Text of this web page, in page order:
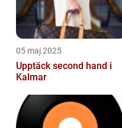
05 maj 2025
Upptäck second hand i
Kalmar